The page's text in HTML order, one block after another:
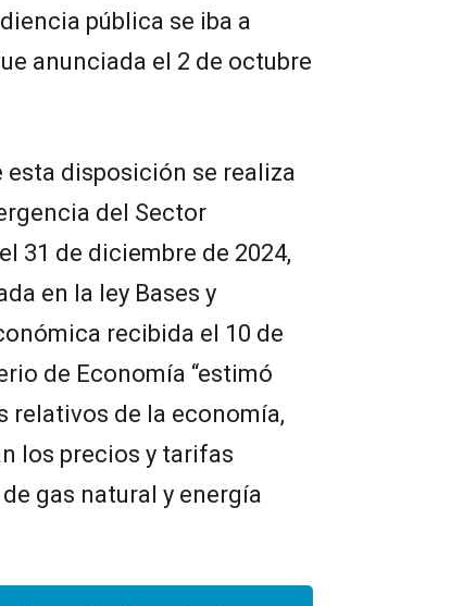
pública se iba a
anunciada el 2 de octubre
esta disposición se realiza
del Sector
31 de diciembre de 2024,
en la ley Bases y
recibida el 10 de
de Economía “estimó
relativos de la economía,
los precios y tarifas
gas natural y energía